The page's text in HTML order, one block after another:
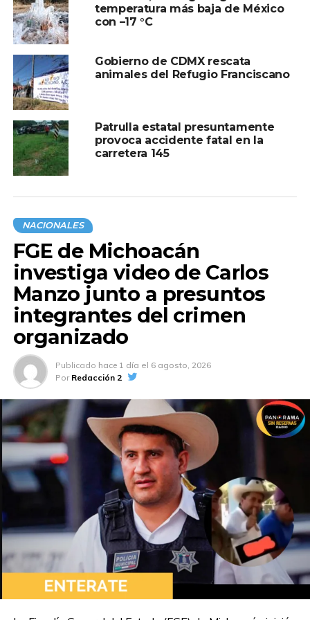
Compartir en:
TEMAS RELACIONADOS: CRISIS DE AGUA NACIONALES
A CONTINUACIÓN
periodista desaparecido en Guanajuato
NO TE PIERDAS
Vinculan a proceso a ‘El Chivo’ por homicidio
de mujer canadiense, en Querétaro
temperatura más baja de México
con –17 °C
Gobierno de CDMX rescata
animales del Refugio Franciscano
Patrulla estatal presuntamente
provoca accidente fatal en la
carretera 145
NACIONALES
FGE de Michoacán
investiga video de Carlos
Manzo junto a presuntos
integrantes del crimen
organizado
Publicado hace 1 día el 6 agosto, 2026
Por Redacción 2